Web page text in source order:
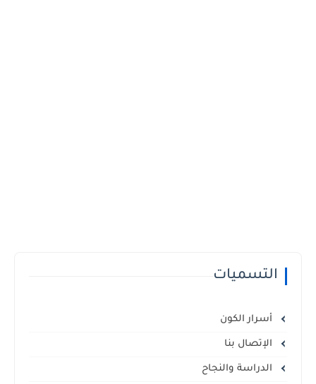
التسميات
أسرار الكون
الإتصال بنا
الدراسة والنجاح